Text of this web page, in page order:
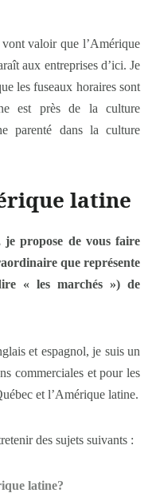
vont valoir que l’Amérique
aux entreprises d’ici. Je
les fuseaux horaires sont
est près de la culture
parenté dans la culture
latine
je propose de vous faire
que représente
« les marchés ») de
et espagnol, je suis un
commerciales et pour les
et l’Amérique latine.
des sujets suivants :
latine?